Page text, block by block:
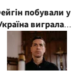
побували у
виграла